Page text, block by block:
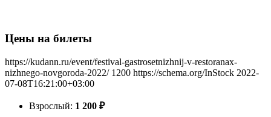
Цены на билеты
https://kudann.ru/event/festival-gastrosetnizhnij-v-restoranax-
nizhnego-novgoroda-2022/ 1200 https://schema.org/InStock 2022-
07-08T16:21:00+03:00
Взрослый: 1 200 ₽